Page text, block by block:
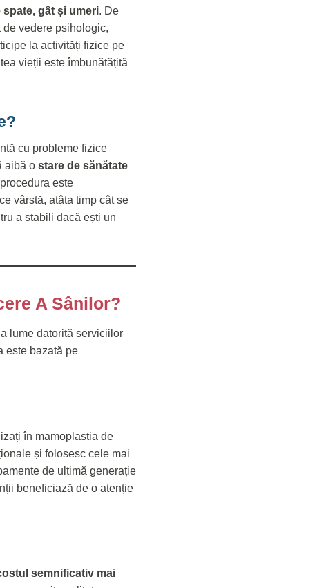
gât și umeri. De
vedere psihologic,
la activități fizice pe
vieții este îmbunătățită
cu probleme fizice
aibă o stare de sănătate
este
vârstă, atâta timp cât se
a stabili dacă ești un
A Sânilor?
lume datorită serviciilor
este bazată pe
în mamoplastia de
și folosesc cele mai
de ultimă generație
beneficiază de o atenție
semnificativ mai